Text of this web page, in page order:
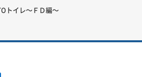
トイレ～ＦＤ編～